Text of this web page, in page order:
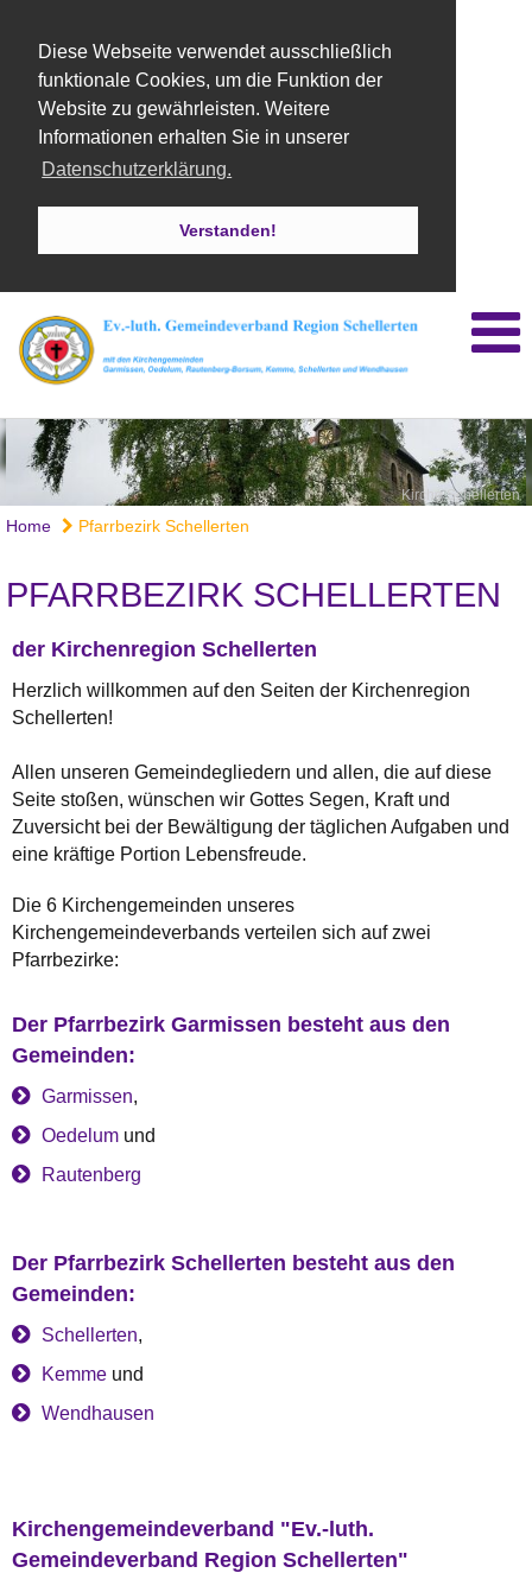
Diese Webseite verwendet ausschließlich
funktionale Cookies, um die Funktion der
Website zu gewährleisten. Weitere
Informationen erhalten Sie in unserer
Datenschutzerklärung.
Verstanden!
Kirche Schellerten
Home Pfarrbezirk Schellerten
PFARRBEZIRK SCHELLERTEN
der Kirchenregion Schellerten
Herzlich willkommen auf den Seiten der Kirchenregion
Schellerten!
Allen unseren Gemeindegliedern und allen, die auf diese
Seite stoßen, wünschen wir Gottes Segen, Kraft und
Zuversicht bei der Bewältigung der täglichen Aufgaben und
eine kräftige Portion Lebensfreude.
Die 6 Kirchengemeinden unseres
Kirchengemeindeverbands verteilen sich auf zwei
Pfarrbezirke:
Der Pfarrbezirk Garmissen besteht aus den
Gemeinden:
Garmissen,
Oedelum und
Rautenberg
Der Pfarrbezirk Schellerten besteht aus den
Gemeinden:
Schellerten,
Kemme und
Wendhausen
Kirchengemeindeverband "Ev.-luth.
Gemeindeverband Region Schellerten"